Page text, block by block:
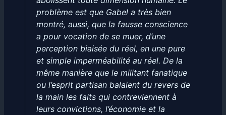
problème est que Gabel a très bien
montré, aussi, que la fausse conscience
a pour vocation de se muer, d’une
perception biaisée du réel, en une pure
et simple imperméabilité au réel. De la
même manière que le militant fanatique
ou l’esprit partisan balaient du revers de
la main les faits qui contreviennent à
leurs convictions, l’économie et la